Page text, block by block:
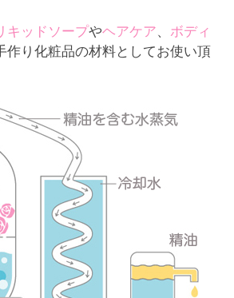
キッドソープやヘアケア、 ボディ
作り化粧品の材料としてお使い頂